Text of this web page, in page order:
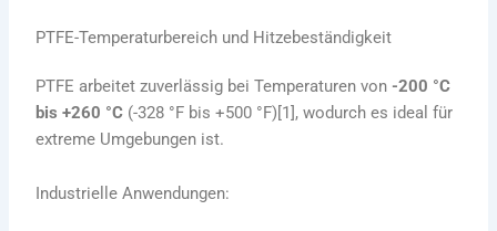
PTFE-Temperaturbereich und Hitzebeständigkeit
PTFE arbeitet zuverlässig bei Temperaturen von -200 °C
bis +260 °C (-328 °F bis +500 °F)[1], wodurch es ideal für
extreme Umgebungen ist.
Industrielle Anwendungen: